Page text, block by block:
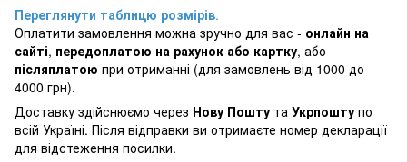
Переглянути таблицю розмірів.
Оплатити замовлення можна зручно для вас - онлайн на
сайті, передоплатою на рахунок або картку, або
післяплатою при отриманні (для замовлень від 1000 до
4000 грн).
Доставку здійснюємо через Нову Пошту та Укрпошту по
всій Україні. Після відправки ви отримаєте номер декларації
для відстеження посилки.